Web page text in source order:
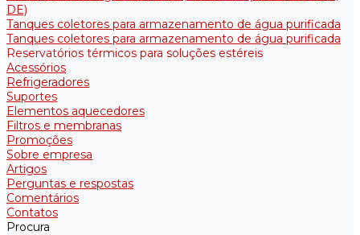
DE)
Tanques coletores para armazenamento de água purificada
Tanques coletores para armazenamento de água purificada
Reservatórios térmicos para soluções estéreis
Acessórios
Refrigeradores
Suportes
Elementos aquecedores
Filtros e membranas
Promoções
Sobre empresa
Artigos
Perguntas e respostas
Comentários
Contatos
Procura